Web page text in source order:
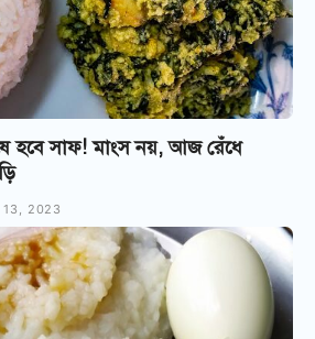
হবে সাফ! মাংস নয়, আজ রেঁধে
13, 2023